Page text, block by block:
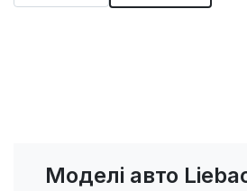
Моделі авто